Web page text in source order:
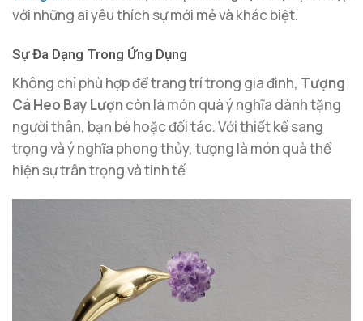
với những ai yêu thích sự mới mẻ và khác biệt.
Sự Đa Dạng Trong Ứng Dụng
Không chỉ phù hợp để trang trí trong gia đình, Tượng
Cá Heo Bay Lượncòn là món quà ý nghĩa dành tặng
người thân, bạn bè hoặc đối tác. Với thiết kế sang
trọng và ý nghĩa phong thủy, tượng là món quà thể
hiện sự trân trọng và tinh tế